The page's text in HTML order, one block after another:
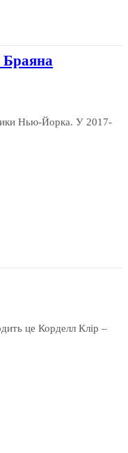
Браяна
Нью-Йорка. У 2017-
це Корделл Клір –